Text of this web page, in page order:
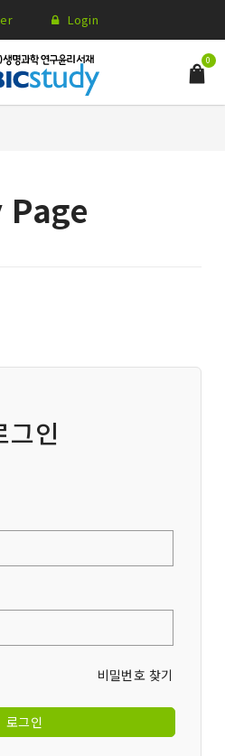
Login
0
Page
그인
비밀번호 찾기